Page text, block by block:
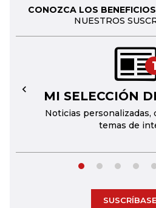
CONOZCA LOS
NUESTROS
1
MI SELECCIÓN
Noticias personalizadas,
temas de
←